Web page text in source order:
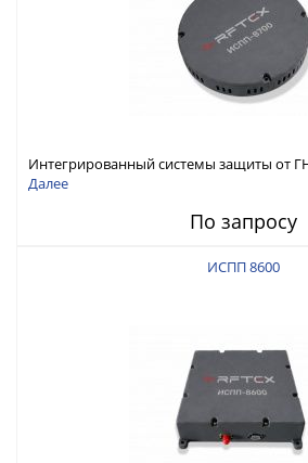
Интегрированный системы защиты от
ИСПП 8700
Далее
По запросу
ИСПП 8600